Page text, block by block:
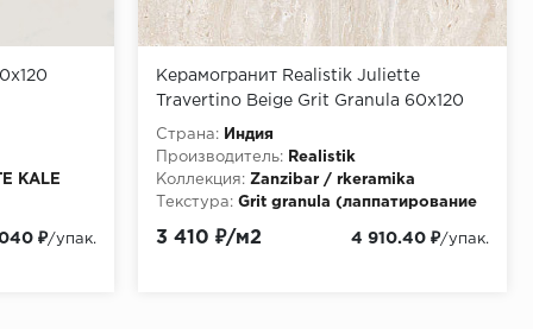
KALE
₽/упак.
Керамогранит Realistik Juliette
Travertino Beige Grit Granula 60x120
Страна:
Индия
Производитель:
Realistik
Коллекция: Zanzibar / rkeramika
Текстура: Grit granula (лаппатирование
металлизированными прожилками)
3 410 ₽/м2 4 910.40 ₽/упак.